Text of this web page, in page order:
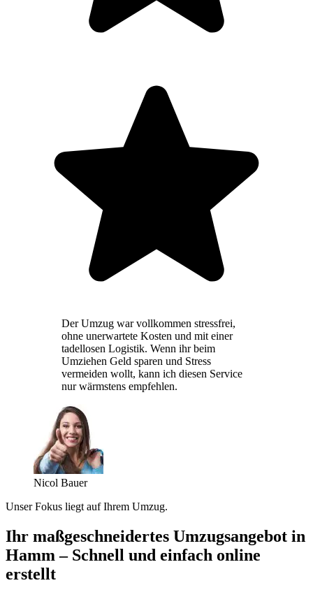
Der Umzug war vollkommen stressfrei,
ohne unerwartete Kosten und mit einer
tadellosen Logistik. Wenn ihr beim
Umziehen Geld sparen und Stress
vermeiden wollt, kann ich diesen Service
nur wärmstens empfehlen.
Nicol Bauer
Unser Fokus liegt auf Ihrem Umzug.
Ihr maßgeschneidertes Umzugsangebot in
Hamm – Schnell und einfach online
erstellt